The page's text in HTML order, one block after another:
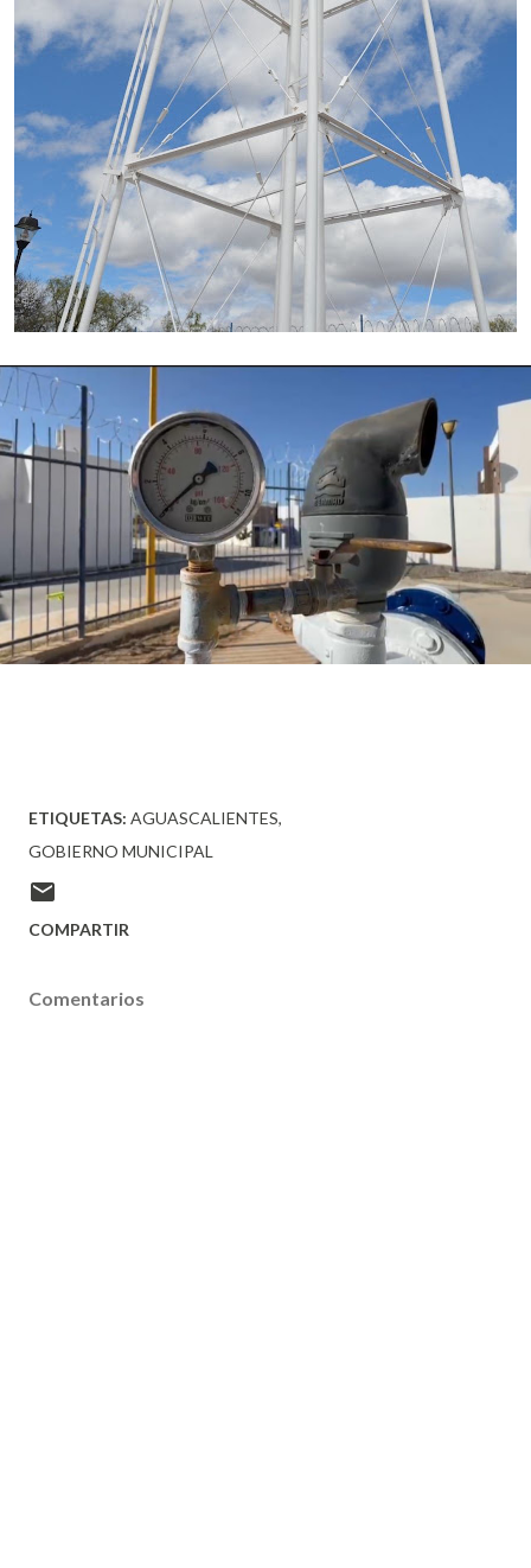
ETIQUETAS: AGUASCALIENTES
GOBIERNO MUNICIPAL
COMPARTIR
Comentarios